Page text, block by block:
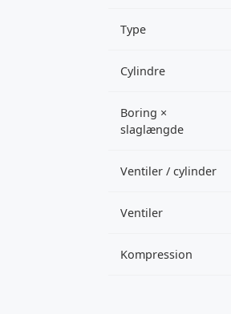
Type
Cylindre
Boring ×
slaglængde
Ventiler / cylinder
Ventiler
Kompression